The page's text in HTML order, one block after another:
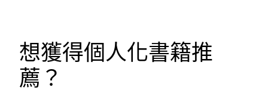
想獲得個人化書籍推
薦？